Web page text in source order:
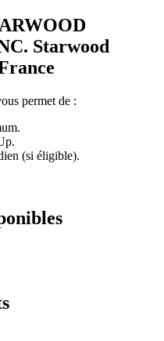
Starwood
permet de :
(si éligible).